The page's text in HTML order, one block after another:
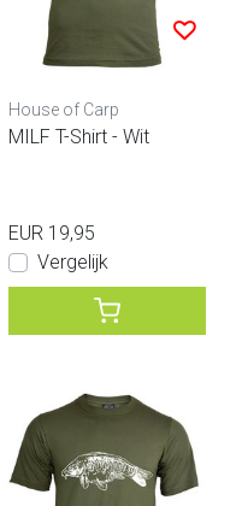
House of Carp
MILF T-Shirt - Wit
EUR 19,95
Vergelijk